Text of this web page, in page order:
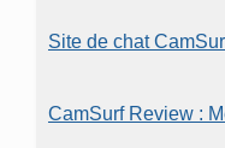
Site de chat
CamSurf Review :